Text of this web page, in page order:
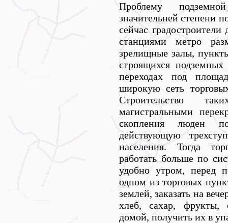
Проблему
значительней степени
сейчас
станциями метро
зрелищные залы,
строящихся
переходах под
широкую сеть
Строительство
магистральными
скопления люден
действующую
населения. Тогда
работать больше по
удобно утром, перед
одном из торговых
землей, заказать на
хлеб, сахар, фрукты,
домой, получить их в